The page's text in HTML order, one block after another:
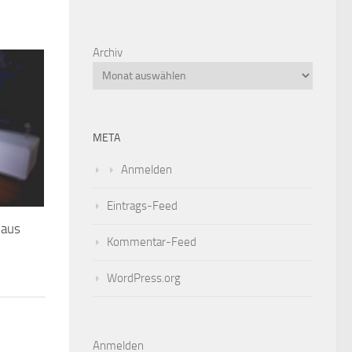
Archiv
META
Anmelden
Eintrags-Feed
Kommentar-Feed
WordPress.org
Anmelden